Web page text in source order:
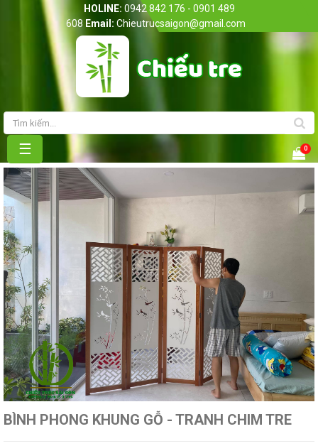
HOLINE: 0942 842 176 - 0901 489
608 Email: Chieutrucsaigon@gmail.com
0
Trang chủ
Giới thiệu
Sản phẩm
Bảng giá
Tin Tức
Liên hệ
☰
BÌNH PHONG KHUNG GỖ - TRANH CHIM TRE